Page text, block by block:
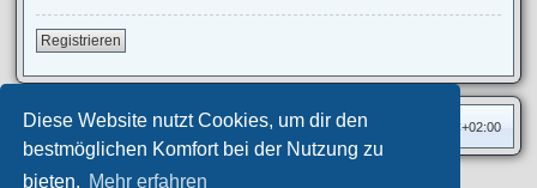
Diese Website nutzt Cookies, um dir den
bestmöglichen Komfort bei der Nutzung zu
bieten. Mehr erfahren
Registrieren
Foren-Übersicht Alle Zeiten sind UTC+02:00